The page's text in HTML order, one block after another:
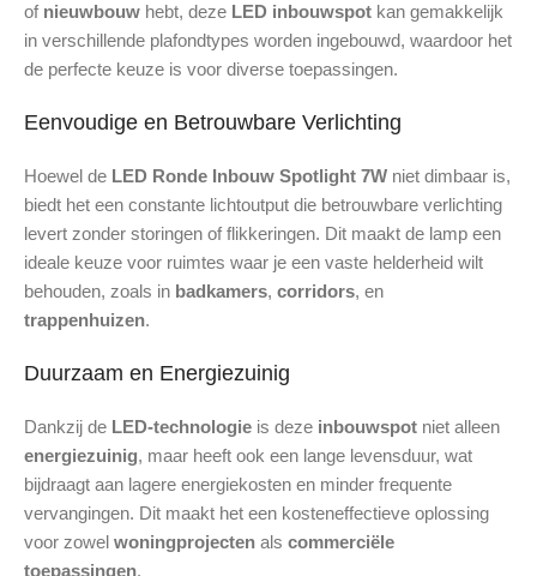
of nieuwbouw hebt, deze LED inbouwspot kan gemakkelijk
in verschillende plafondtypes worden ingebouwd, waardoor het
de perfecte keuze is voor diverse toepassingen.
Eenvoudige en Betrouwbare Verlichting
Hoewel de LED Ronde Inbouw Spotlight 7W niet dimbaar is,
biedt het een constante lichtoutput die betrouwbare verlichting
levert zonder storingen of flikkeringen. Dit maakt de lamp een
ideale keuze voor ruimtes waar je een vaste helderheid wilt
behouden, zoals in badkamers, corridors, en
trappenhuizen.
Duurzaam en Energiezuinig
Dankzij de LED-technologie is deze inbouwspot niet alleen
energiezuinig, maar heeft ook een lange levensduur, wat
bijdraagt aan lagere energiekosten en minder frequente
vervangingen. Dit maakt het een kosteneffectieve oplossing
voor zowel woningprojecten als commerciële
toepassingen.